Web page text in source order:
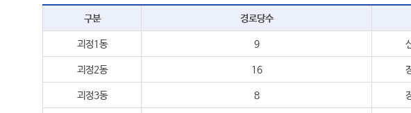
구분 경로당수
괴정1동 9
괴정2동 16
괴정3동 8